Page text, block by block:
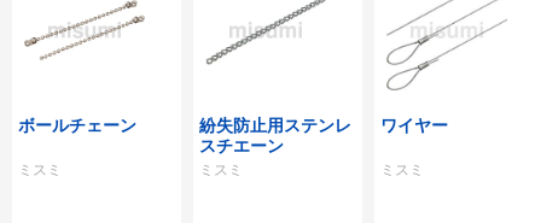
ボールチェーン
ミスミ
紛失防止用ステンレ
スチエーン
ミスミ
ワイヤー
ミスミ